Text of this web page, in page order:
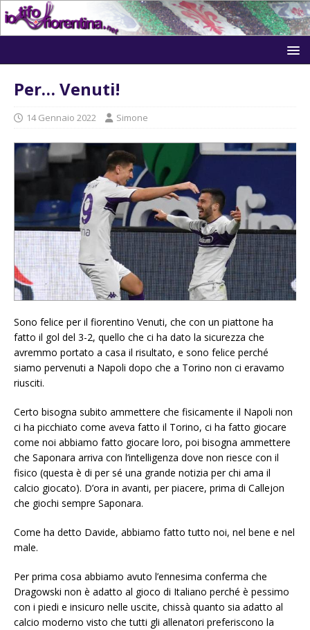
Per… Venuti!
14 Gennaio 2022 Simone
Sono felice per il fiorentino Venuti, che con un piattone ha
fatto il gol del 3-2, quello che ci ha dato la sicurezza che
avremmo portato a casa il risultato, e sono felice perché
siamo pervenuti a Napoli dopo che a Torino non ci eravamo
riusciti.
Certo bisogna subito ammettere che fisicamente il Napoli non
ci ha picchiato come aveva fatto il Torino, ci ha fatto giocare
come noi abbiamo fatto giocare loro, poi bisogna ammettere
che Saponara arriva con l’intelligenza dove non riesce con il
fisico (questa è di per sé una grande notizia per chi ama il
calcio giocato). D’ora in avanti, per piacere, prima di Callejon
che giochi sempre Saponara.
Come ha detto Davide, abbiamo fatto tutto noi, nel bene e nel
male.
Per prima cosa abbiamo avuto l’ennesima conferma che
Dragowski non è adatto al gioco di Italiano perché è pessimo
con i piedi e insicuro nelle uscite, chissà quanto sia adatto al
calcio moderno visto che tutti gli allenatori preferiscono la